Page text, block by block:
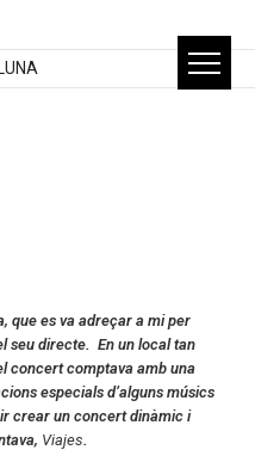
que es va adreçar a mi per
seu directe. En un local tan
concert comptava amb una
especials d’alguns músics
crear un concert dinàmic i
Viajes.